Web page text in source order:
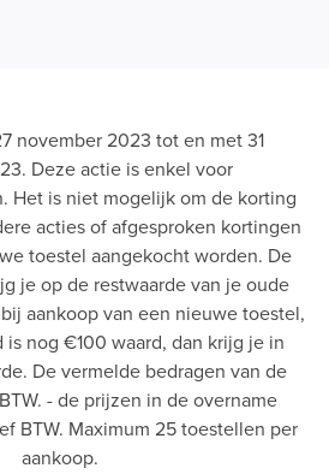
november 2023 tot en met 31
Deze actie is enkel voor
Het is niet mogelijk om de korting
acties of afgesproken kortingen
toestel aangekocht worden. De
je op de restwaarde van je oude
aankoop van een nieuwe toestel,
nog €100 waard, dan krijg je in
De vermelde bedragen van de
- de prijzen in de overname
BTW. Maximum 25 toestellen per
aankoop.